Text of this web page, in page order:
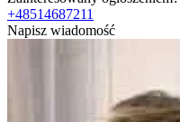
+48514687211
Napisz wiadomość